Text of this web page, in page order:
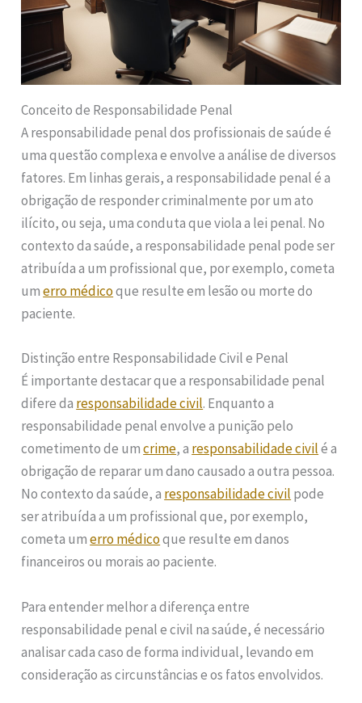
Conceito de Responsabilidade Penal
A responsabilidade penal dos profissionais de saúde é
uma questão complexa e envolve a análise de diversos
fatores. Em linhas gerais, a responsabilidade penal é a
obrigação de responder criminalmente por um ato
ilícito, ou seja, uma conduta que viola a lei penal. No
contexto da saúde, a responsabilidade penal pode ser
atribuída a um profissional que, por exemplo, cometa
umerro médicoque resulte em lesão ou morte do
paciente.
Distinção entre Responsabilidade Civil e Penal
É importante destacar que a responsabilidade penal
difere da responsabilidade civil. Enquanto a
responsabilidade penal envolve a punição pelo
cometimento de umcrime, a responsabilidade civilé a
obrigação de reparar um dano causado a outra pessoa.
No contexto da saúde, a responsabilidade civil pode
ser atribuída a um profissional que, por exemplo,
cometa umerro médicoque resulte em danos
financeiros ou morais ao paciente.
Para entender melhor a diferença entre
responsabilidade penal e civil na saúde, é necessário
analisar cada caso de forma individual, levando em
consideração as circunstâncias e os fatos envolvidos.